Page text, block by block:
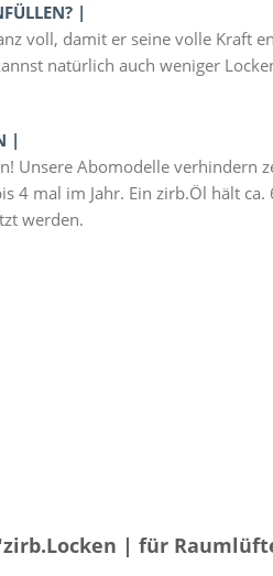
|
voll, damit er seine volle Kraft
natürlich auch weniger
|
Unsere Abomodelle
4 mal im Jahr. Ein zirb.Öl hält
werden.
| für